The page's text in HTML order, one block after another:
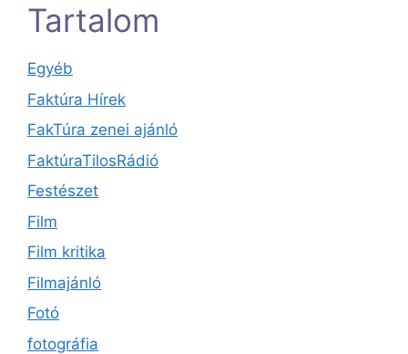
Tartalom
Egyéb
Faktúra Hírek
FakTúra zenei ajánló
FaktúraTilosRádió
Festészet
Film
Film kritika
Filmajánló
Fotó
fotográfia